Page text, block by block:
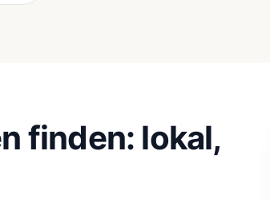
finden: lokal,